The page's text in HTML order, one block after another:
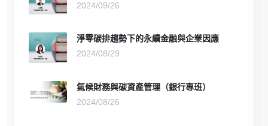
2024/09/26
淨零碳排趨勢下的永續金融與企業因應
2024/08/29
氣候財務與碳資產管理（銀行專班）
2024/08/26